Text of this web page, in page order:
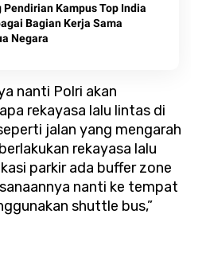
Pendirian Kampus Top India
Bagian Kerja Sama
Negara
nanti Polri akan
rekayasa lalu lintas di
jalan yang mengarah
rekayasa lalu
parkir ada buffer zone
nanti ke tempat
shuttle bus,”